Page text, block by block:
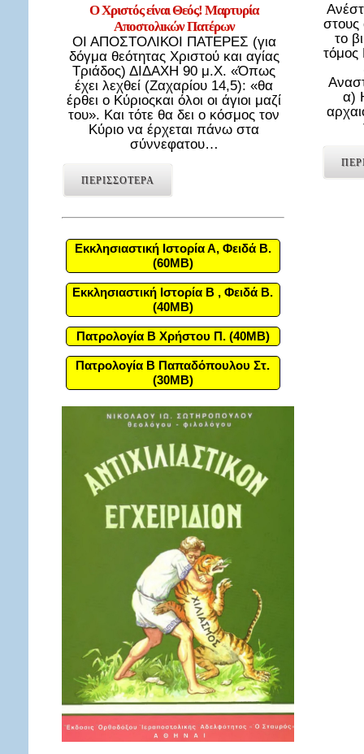
Ο Χριστός είναι Θεός! Μαρτυρία
Αποστολικών Πατέρων
ΟΙ ΑΠΟΣΤΟΛΙΚΟΙ ΠΑΤΕΡΕΣ (για
δόγμα θεότητας Χριστού και αγίας
Τριάδος) ΔΙΔΑΧΗ 90 μ.Χ. «Όπως
έχει λεχθεί (Ζαχαρίου 14,5): «θα
έρθει ο Κύριοςκαι όλοι οι άγιοι μαζί
του». Και τότε θα δει ο κόσμος τον
Κύριο να έρχεται πάνω στα
σύννεφατου…
ΠΕΡΙΣΣΟΤΕΡΑ
Εκκλησιαστική Ιστορία Α, Φειδά Β.
(60MB)
Εκκλησιαστική Ιστορία Β , Φειδά Β.
(40MB)
Πατρολογία Β Χρήστου Π. (40MB)
Πατρολογία Β Παπαδόπουλου Στ.
(30MB)
στους
το
α)